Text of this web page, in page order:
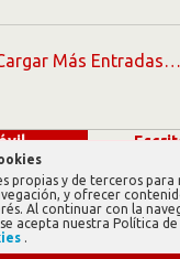
propias y de terceros para
y ofrecer
Al continuar con la
acepta nuestra Política de
.
Más Entradas…